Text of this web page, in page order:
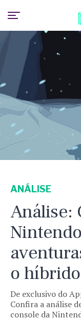
ANÁLISE
Análise:
o híbrido
De exclusivo do
Confira a análise
console da